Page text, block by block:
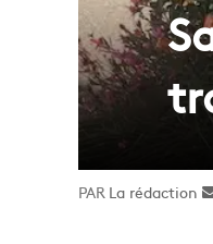
La rédaction